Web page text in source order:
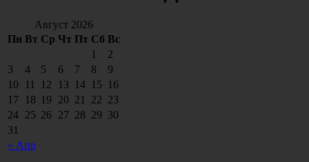
Август 2026
Пн Вт Ср Чт Пт Сб Вс
« Апр
1
2
3
4 5 6 7 8
9
10
11 12 13 14 15
16
17
18 19 20 21 22 23
24 25 26 27 28 29 30
31